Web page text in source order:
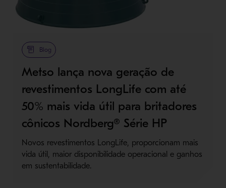
Blog
Metso lança nova geração de
revestimentos LongLife com até
50% mais vida útil para britadores
cônicos Nordberg® Série HP
Novos revestimentos LongLife, proporcionam mais
vida útil, maior disponibilidade operacional e ganhos
em sustentabilidade.